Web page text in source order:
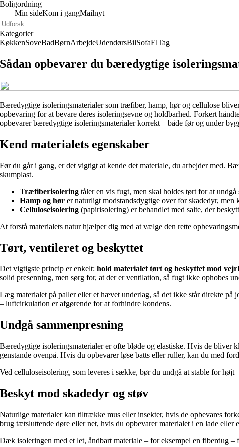
Boligordning
Min sideKom i gangMailnyt
Kategorier
KøkkenSoveBadBørnArbejdeUdendørsBilSofaElTag
Sådan opbevarer du bæredygtige
Bæredygtige isoleringsmaterialer som træfiber, hamp, hør og cellulose
opbevaring for at bevare deres isoleringsevne og holdbarhed. Forkert
opbevarer bæredygtige isoleringsmaterialer korrekt – både før og under
Kend materialets egenskaber
Før du går i gang, er det vigtigt at kende det materiale, du arbejder med.
skumplast.
Træfiberisolering tåler en vis fugt, men skal holdes tørt for at undgå
Hamp og hør er naturligt modstandsdygtige over for skadedyr,
Celluloseisolering (papirisolering) er behandlet med salte, der
At forstå materialets natur hjælper dig med at vælge den rette
Tørt, ventileret og beskyttet
Det vigtigste princip er enkelt: hold materialet tørt og beskyttet mod
solid presenning, men sørg for, at der er ventilation, så fugt ikke ophobes
Læg materialet på paller eller et hævet underlag, så det ikke står direkte på
– luftcirkulation er afgørende for at forhindre kondens.
Undgå sammenpresning
Bæredygtige isoleringsmaterialer er ofte bløde og elastiske. Hvis de bliver
genstande ovenpå. Hvis du opbevarer løse batts eller ruller, kan du med
Ved celluloseisolering, som leveres i sække, bør du undgå at stable for
Beskyt mod skadedyr og støv
Naturlige materialer kan tiltrække mus eller insekter, hvis de opbevares
brug tætsluttende døre eller net, hvis du opbevarer materialet i en lade eller
Dæk isoleringen med et let, åndbart materiale – for eksempel en fiberdug